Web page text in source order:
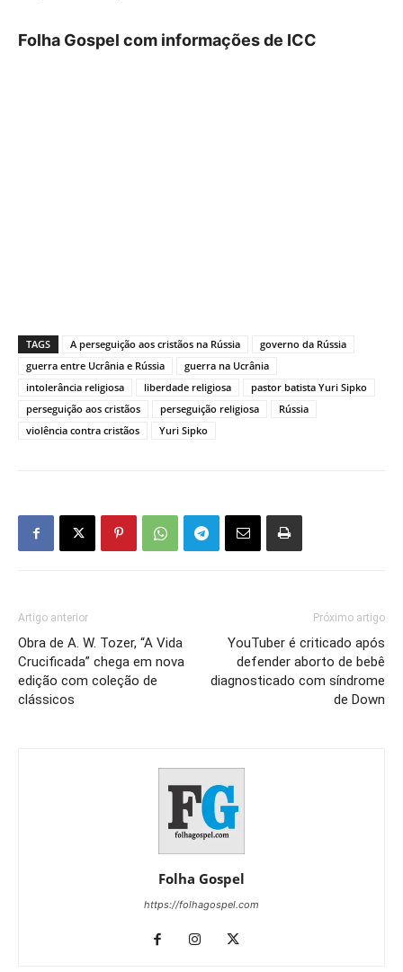
Folha Gospel com informações de ICC
TAGS A perseguição aos cristãos na Rússia
governo da Rússia
guerra entre Ucrânia e Rússia
guerra na Ucrânia
intolerância religiosa
liberdade religiosa
pastor batista Yuri Sipko
perseguição aos cristãos
perseguição religiosa
Rússia
violência contra cristãos
Yuri Sipko
Artigo anterior
Obra de A. W. Tozer, “A Vida
Crucificada” chega em nova
edição com coleção de
clássicos
Próximo artigo
YouTuber é criticado após
defender aborto de bebê
diagnosticado com síndrome
de Down
Folha Gospel
https://folhagospel.com